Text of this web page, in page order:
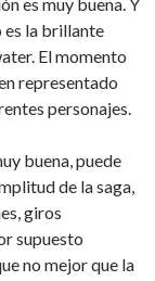
es la brillante
El momento
representado
personajes.
buena, puede
de la saga,
giros
supuesto
no mejor que la